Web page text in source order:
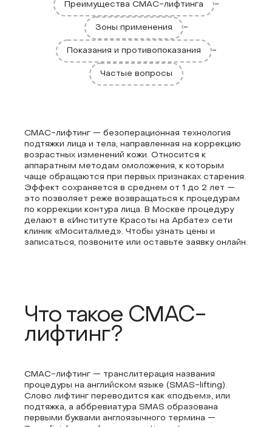
Преимущества СМАС-лифтинга -
Зоны применения -
Показания и противопоказания -
Частые вопросы
СМАС-лифтинг — безоперационная технология
подтяжки лица и тела, направленная на коррекцию
возрастных изменений кожи. Относится к
аппаратным методам омоложения, к которым
чаще обращаются при первых признаках старения.
Эффект сохраняется в среднем от 1 до 2 лет —
это позволяет реже возвращаться к процедурам
по коррекции контура лица. В Москве процедуру
делают в «Институте Красоты на Арбате» сети
клиник «Моситалмед». Чтобы узнать цены и
записаться, позвоните или оставьте заявку онлайн.
Что такое СМАС-
лифтинг?
СМАС-лифтинг — транслитерация названия
процедуры на английском языке (SMAS-lifting).
Слово лифтинг переводится как «подъем», или
подтяжка, а аббревиатура SMAS образована
первыми буквами англоязычного термина —